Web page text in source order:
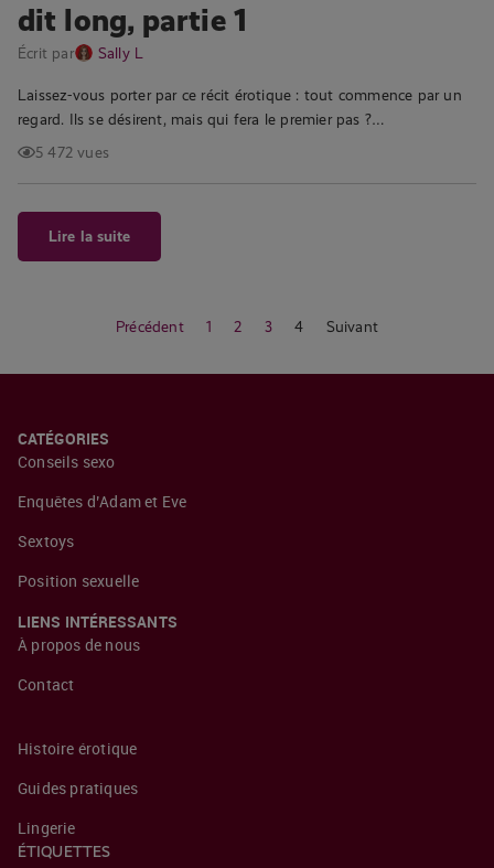
dit long, partie 1
Écrit par Sally L
Laissez-vous porter par ce récit érotique : tout commence par un
regard. Ils se désirent, mais qui fera le premier pas ?…
5 472 vues
Lire la suite
Précédent 1 2 3 4 Suivant
CATÉGORIES
Conseils sexo
Enquêtes d’Adam et Eve
Sextoys
Position sexuelle
LIENS INTÉRESSANTS
À propos de nous
Contact
Histoire érotique
Guides pratiques
Lingerie
ÉTIQUETTES